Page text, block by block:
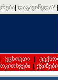
დაგავიწყდა?
უცხოეთი
ქვიზები